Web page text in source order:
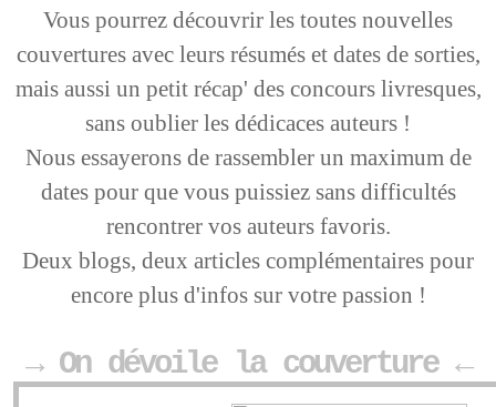
Vous pourrez découvrir les toutes nouvelles
couvertures avec leurs résumés et dates de sorties,
mais aussi un petit récap' des concours livresques,
sans oublier les dédicaces auteurs !
Nous essayerons de rassembler un maximum de
dates pour que vous puissiez sans difficultés
rencontrer vos auteurs favoris.
Deux blogs, deux articles complémentaires pour
encore plus d'infos sur votre passion !
→ On dévoile la couverture ←